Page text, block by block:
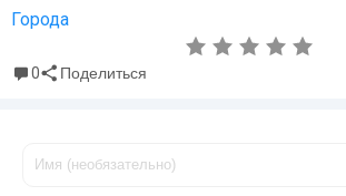
Города
0 Поделиться